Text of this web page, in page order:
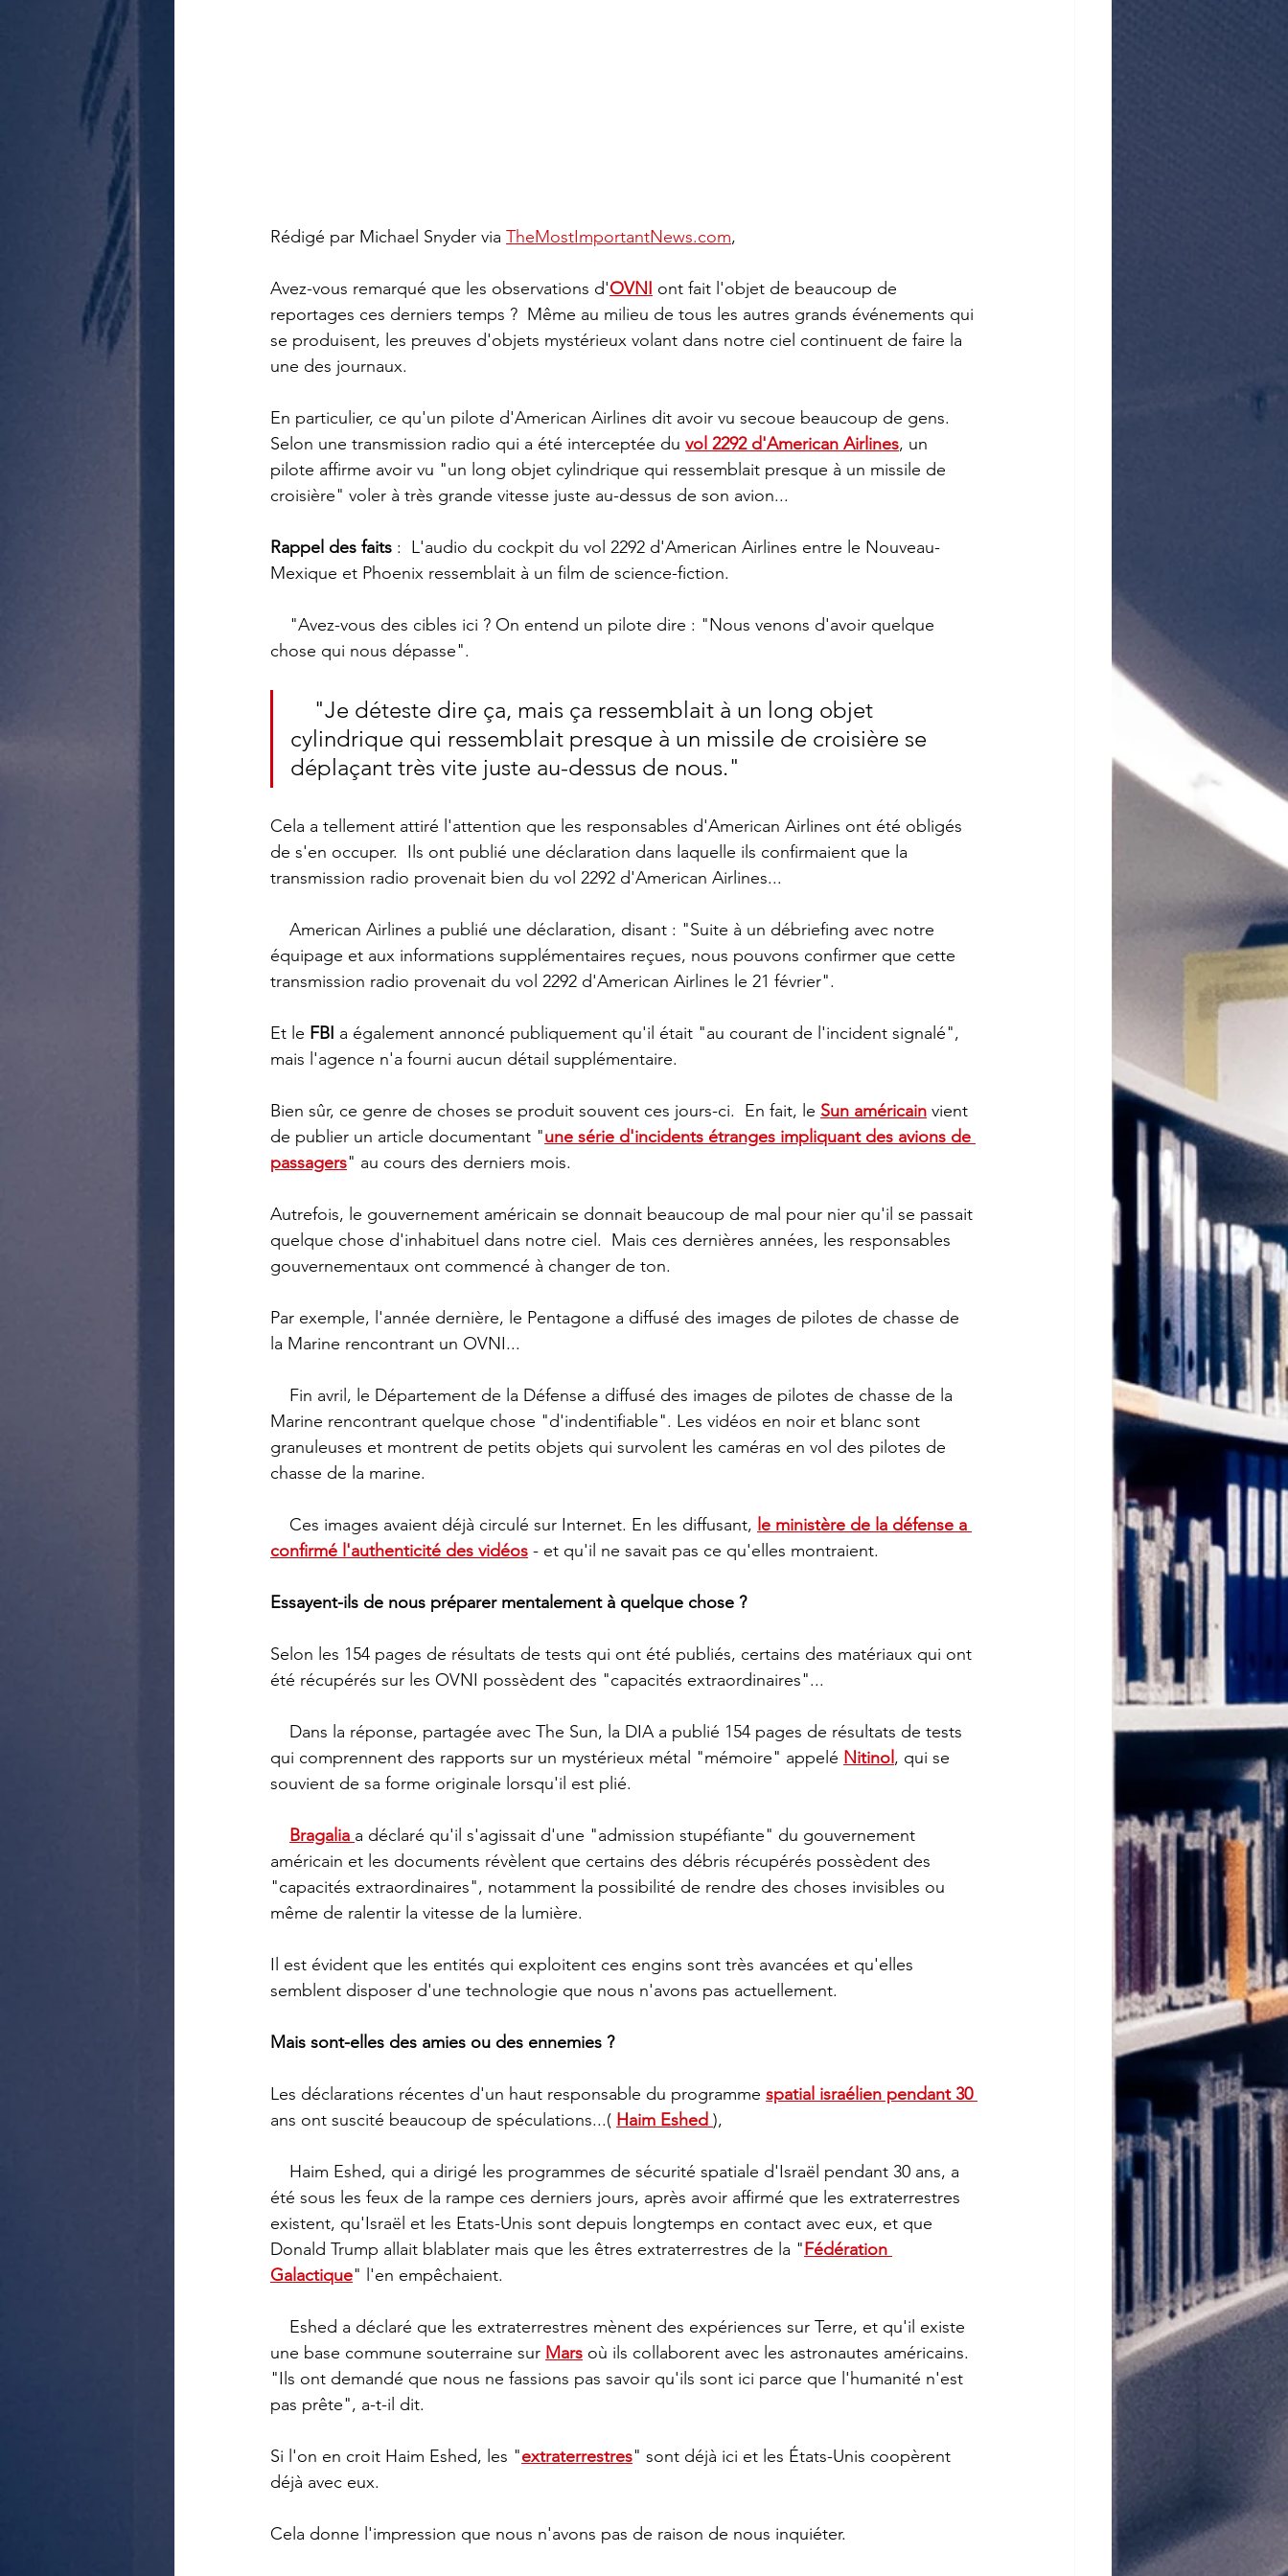
Rédigé par Michael Snyder via TheMostImportantNews.com,
Avez-vous remarqué que les observations d'OVNI ont fait l'objet de beaucoup de
reportages ces derniers temps ?  Même au milieu de tous les autres grands événements qui
se produisent, les preuves d'objets mystérieux volant dans notre ciel continuent de faire la
une des journaux.
En particulier, ce qu'un pilote d'American Airlines dit avoir vu secoue beaucoup de gens.
Selon une transmission radio qui a été interceptée du vol 2292 d'American Airlines, un
pilote affirme avoir vu "un long objet cylindrique qui ressemblait presque à un missile de
croisière" voler à très grande vitesse juste au-dessus de son avion...
Rappel des faits :  L'audio du cockpit du vol 2292 d'American Airlines entre le Nouveau-
Mexique et Phoenix ressemblait à un film de science-fiction.
chose qui nous dépasse".
cylindrique qui ressemblait presque à un missile de croisière se
déplaçant très vite juste au-dessus de nous."
Cela a tellement attiré l'attention que les responsables d'American Airlines ont été obligés
de s'en occuper.  Ils ont publié une déclaration dans laquelle ils confirmaient que la
transmission radio provenait bien du vol 2292 d'American Airlines...
équipage et aux informations supplémentaires reçues, nous pouvons confirmer que cette
transmission radio provenait du vol 2292 d'American Airlines le 21 février".
Et le FBI a également annoncé publiquement qu'il était "au courant de l'incident signalé",
mais l'agence n'a fourni aucun détail supplémentaire.
Bien sûr, ce genre de choses se produit souvent ces jours-ci.  En fait, le Sun américain vient
de publier un article documentant "une série d'incidents étranges impliquant des avions de
passagers" au cours des derniers mois.
Autrefois, le gouvernement américain se donnait beaucoup de mal pour nier qu'il se passait
quelque chose d'inhabituel dans notre ciel.  Mais ces dernières années, les responsables
gouvernementaux ont commencé à changer de ton.
Par exemple, l'année dernière, le Pentagone a diffusé des images de pilotes de chasse de
la Marine rencontrant un OVNI...
Marine rencontrant quelque chose "d'indentifiable". Les vidéos en noir et blanc sont
granuleuses et montrent de petits objets qui survolent les caméras en vol des pilotes de
chasse de la marine.
    Ces images avaient déjà circulé sur Internet. En les diffusant,
le ministère de la défense a
confirmé l'authenticité des vidéos - et qu'il ne savait pas ce qu'elles montraient.
Essayent-ils de nous préparer mentalement à quelque chose ?
Selon les 154 pages de résultats de tests qui ont été publiés, certains des matériaux qui ont
été récupérés sur les OVNI possèdent des "capacités extraordinaires"...
qui comprennent des rapports sur un mystérieux métal "mémoire" appelé Nitinol , qui se
souvient de sa forme originale lorsqu'il est plié.
Bragalia a déclaré qu'il s'agissait d'une "admission stupéfiante" du gouvernement
américain et les documents révèlent que certains des débris récupérés possèdent des
"capacités extraordinaires", notamment la possibilité de rendre des choses invisibles ou
même de ralentir la vitesse de la lumière.
Il est évident que les entités qui exploitent ces engins sont très avancées et qu'elles
semblent disposer d'une technologie que nous n'avons pas actuellement.
Mais sont-elles des amies ou des ennemies ?
Les déclarations récentes d'un haut responsable du programme spatial israélien pendant 30
ans ont suscité beaucoup de spéculations...( Haim Eshed ),
été sous les feux de la rampe ces derniers jours, après avoir affirmé que les extraterrestres
existent, qu'Israël et les Etats-Unis sont depuis longtemps en contact avec eux, et que
Donald Trump allait blablater mais que les êtres extraterrestres de la "Fédération
Galactique" l'en empêchaient.
une base commune souterraine sur Mars où ils collaborent avec les astronautes américains.
"Ils ont demandé que nous ne fassions pas savoir qu'ils sont ici parce que l'humanité n'est
pas prête", a-t-il dit.
Si l'on en croit Haim Eshed, les "extraterrestres" sont déjà ici et les États-Unis coopèrent
déjà avec eux.
Cela donne l'impression que nous n'avons pas de raison de nous inquiéter.